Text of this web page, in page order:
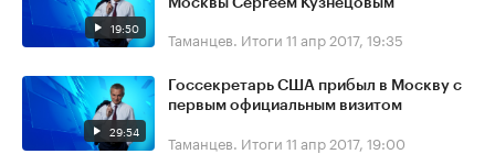
19:50 Таманцев. Итоги 11 апр 2017, 19:35
29:54
Госсекретарь США прибыл в Москву с
первым официальным визитом
Таманцев. Итоги 11 апр 2017, 19:00